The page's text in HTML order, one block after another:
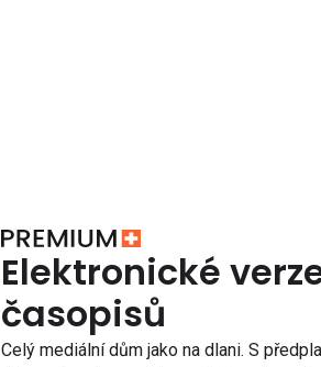
Elektronické
časopisů
Celý mediální dům jako na dlani. S